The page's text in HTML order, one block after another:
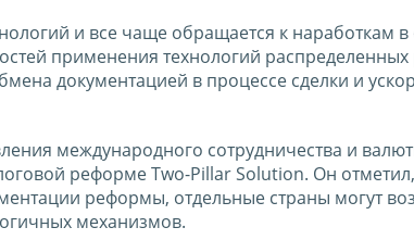
и все чаще обращается к наработкам в
применения технологий распределенных
документацией в процессе сделки и
международного сотрудничества и
реформе Two-Pillar Solution. Он
реформы, отдельные страны могут
механизмов.